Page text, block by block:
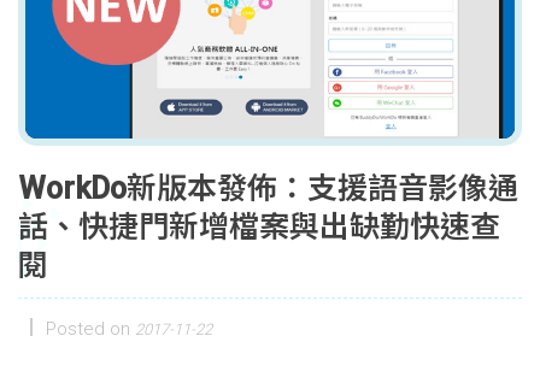
WorkDo新版本發佈：支援語音影像通
話、快捷門新增檔案與出缺勤快速查
閱
Posted on 2017-11-22